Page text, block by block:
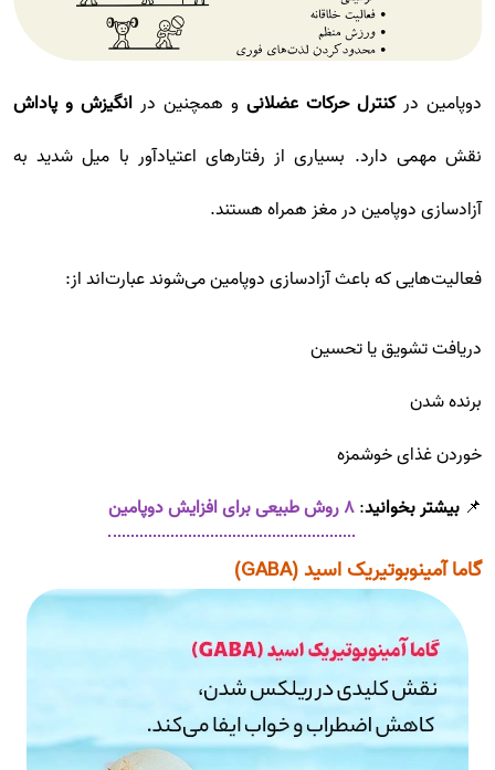
دوپامین درکنترل حرکات عضلانی و همچنین در انگیزش و پاداش
نقش مهمی دارد. بسیاری از رفتارهای اعتیادآور با میل شدید به
آزادسازی دوپامین در مغز همراه هستند.
فعالیت‌هایی که باعث آزادسازی دوپامین می‌شوند عبارت‌اند از:
دریافت تشویق یا تحسین
برنده شدن
خوردن غذای خوشمزه
📌 بیشتر بخوانید:۸ روش طبیعی برای افزایش دوپامین
گاما آمینوبوتیریک اسید (GABA)